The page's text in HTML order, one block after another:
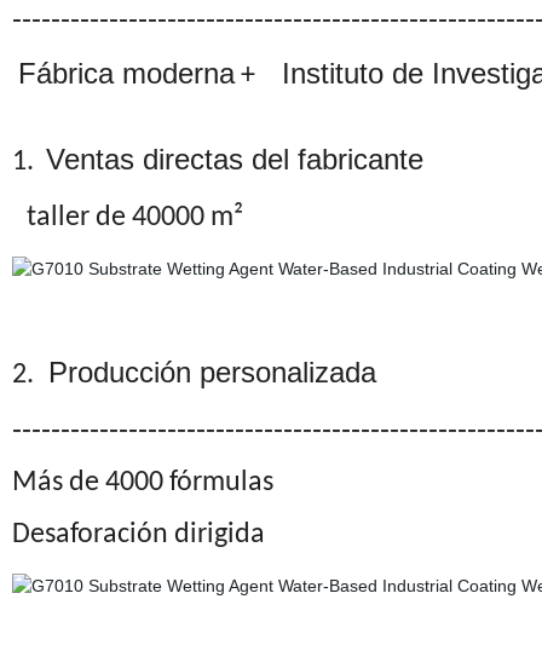
Fábrica moderna+ Instituto de
1. Ventas directas del fabricante
taller de 40000 m²
2.
Producción personalizada
Más de 4000 fórmulas
Desaforación dirigida